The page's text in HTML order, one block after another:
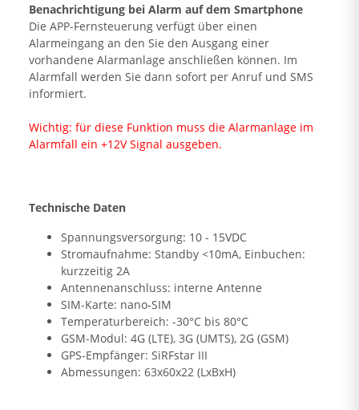
Benachrichtigung bei Alarm auf dem Smartphone
Die APP-Fernsteuerung verfügt über einen
Alarmeingang an den Sie den Ausgang einer
vorhandene Alarmanlage anschließen können. Im
Alarmfall werden Sie dann sofort per Anruf und SMS
informiert.
Wichtig: für diese Funktion muss die Alarmanlage im
Alarmfall ein +12V Signal ausgeben.
Technische Daten
Spannungsversorgung: 10 - 15VDC
Stromaufnahme: Standby <10mA, Einbuchen:
kurzzeitig 2A
Antennenanschluss: interne Antenne
SIM-Karte: nano-SIM
Temperaturbereich: -30°C bis 80°C
GSM-Modul: 4G (LTE), 3G (UMTS), 2G (GSM)
GPS-Empfänger: SiRFstar III
Abmessungen: 63x60x22 (LxBxH)